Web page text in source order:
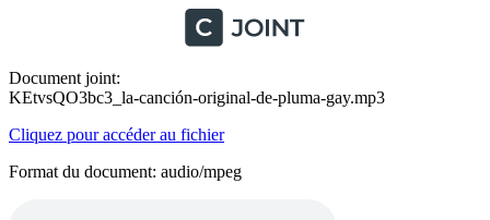
Document joint:
KEtvsQO3bc3_la-canción-original-de-pluma-gay.mp3
Cliquez pour accéder au fichier
Format du document: audio/mpeg